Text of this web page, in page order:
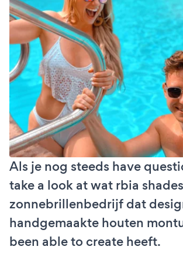
Als je nog steeds have
take a look at wat rbia
zonnebrillenbedrijf dat
handgemaakte houten
been able to create heeft.